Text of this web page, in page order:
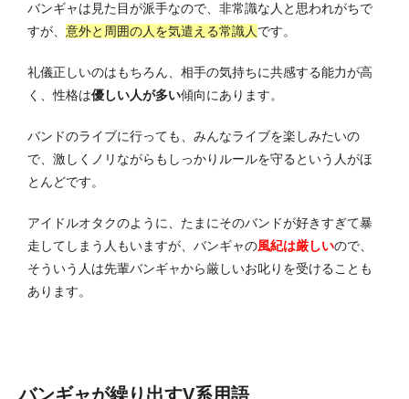
バンギャは見た目が派手なので、非常識な人と思われがちで
すが、 意外と周囲の人を気遣える常識人 です。
礼儀正しいのはもちろん、相手の気持ちに共感する能力が高
く、性格は優しい人が多い傾向にあります。
バンドのライブに行っても、みんなライブを楽しみたいの
で、激しくノリながらもしっかりルールを守るという人がほ
とんどです。
アイドルオタクのように、たまにそのバンドが好きすぎて暴
走してしまう人もいますが、バンギャの風紀は厳しいので、
そういう人は先輩バンギャから厳しいお叱りを受けることも
あります。
バンギャが繰り出すV系用語